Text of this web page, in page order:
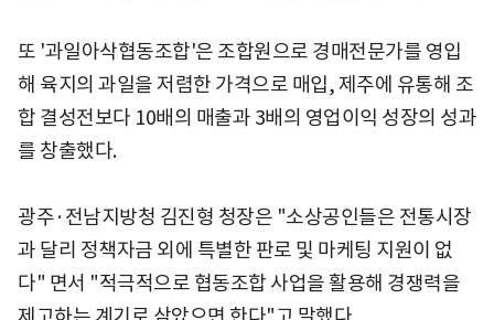
또 '과일아삭협동조합'은 조합원으로 경매전문가를 영입
해 육지의 과일을 저렴한 가격으로 매입, 제주에 유통해 조
합 결성전보다 10배의 매출과 3배의 영업이익 성장의 성과
를 창출했다.
광주·전남지방청 김진형 청장은 "소상공인들은 전통시장
과 달리 정책자금 외에 특별한 판로 및 마케팅 지원이 없
다" 면서 "적극적으로 협동조합 사업을 활용해 경쟁력을